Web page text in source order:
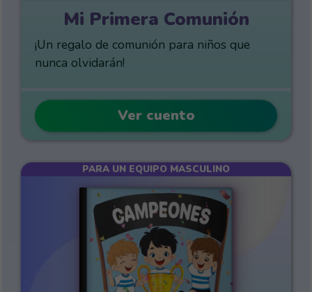
Mi Primera Comunión
¡Un regalo de comunión para niños que
nunca olvidarán!
Ver cuento
PARA UN EQUIPO MASCULINO